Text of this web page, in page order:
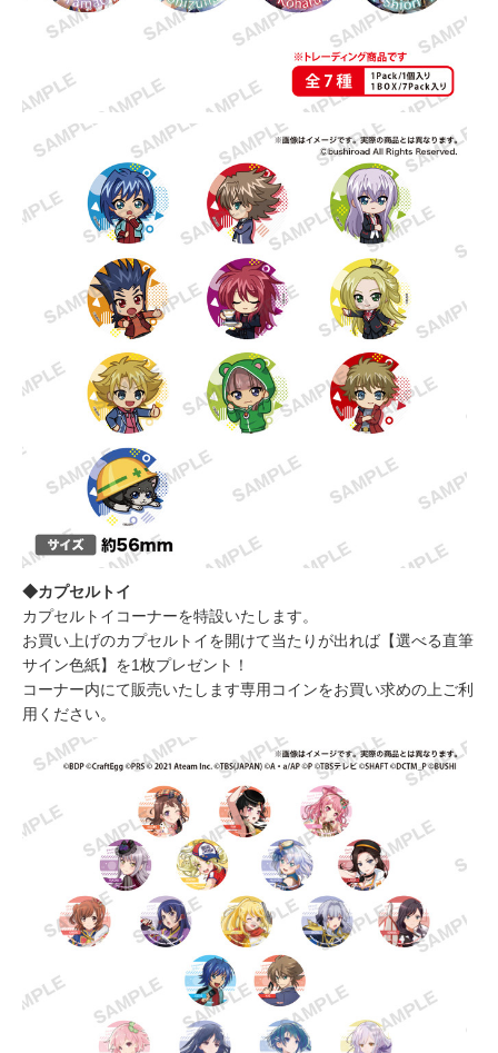
◆カプセルトイ
カプセルトイコーナーを特設いたします。
お買い上げのカプセルトイを開けて当たりが出れば【選べる直筆
サイン色紙】を1枚プレゼント！
コーナー内にて販売いたします専用コインをお買い求めの上ご利
用ください。